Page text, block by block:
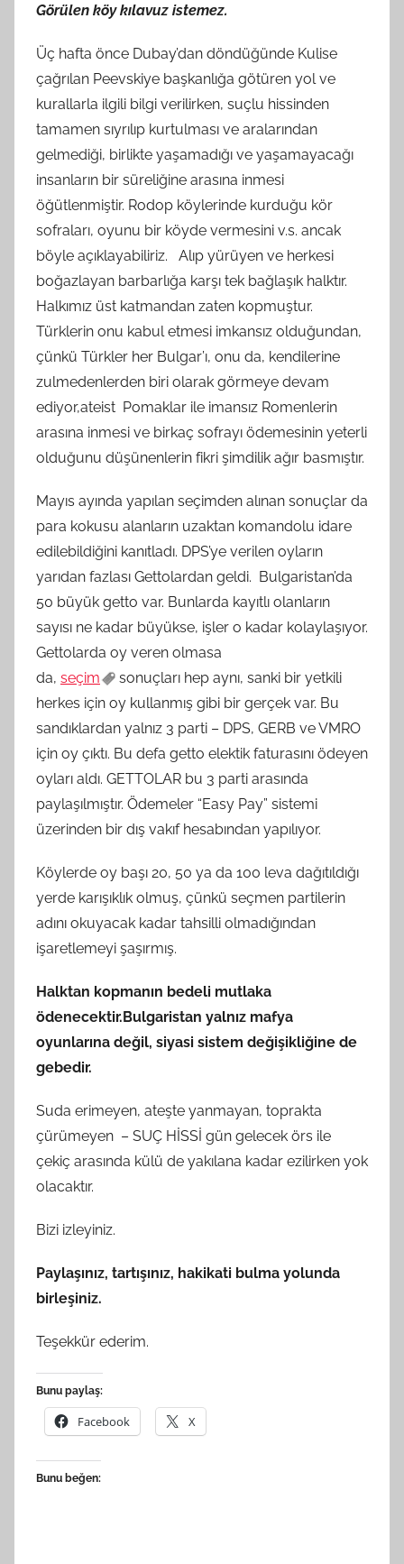
Görülen köy kılavuz istemez.
Üç hafta önce Dubay’dan döndüğünde Kulise
çağrılan Peevskiye başkanlığa götüren yol ve
kurallarla ilgili bilgi verilirken, suçlu hissinden
tamamen sıyrılıp kurtulması ve aralarından
gelmediği, birlikte yaşamadığı ve yaşamayacağı
insanların bir süreliğine arasına inmesi
öğütlenmiştir. Rodop köylerinde kurduğu kör
sofraları, oyunu bir köyde vermesini v.s. ancak
böyle açıklayabiliriz. Alıp yürüyen ve herkesi
boğazlayan barbarlığa karşı tek bağlaşık halktır.
Halkımız üst katmandan zaten kopmuştur.
Türklerin onu kabul etmesi imkansız olduğundan,
çünkü Türkler her Bulgar’ı, onu da, kendilerine
zulmedenlerden biri olarak görmeye devam
ediyor,ateist Pomaklar ile imansız Romenlerin
arasına inmesi ve birkaç sofrayı ödemesinin yeterli
olduğunu düşünenlerin fikri şimdilik ağır basmıştır.
Mayıs ayında yapılan seçimden alınan sonuçlar da
para kokusu alanların uzaktan komandolu idare
edilebildiğini kanıtladı. DPS’ye verilen oyların
yarıdan fazlası Gettolardan geldi. Bulgaristan’da
50 büyük getto var. Bunlarda kayıtlı olanların
sayısı ne kadar büyükse, işler o kadar kolaylaşıyor.
Gettolarda oy veren olmasa
da, seçim
sonuçları hep aynı, sanki bir yetkili
herkes için oy kullanmış gibi bir gerçek var. Bu
sandıklardan yalnız 3 parti – DPS, GERB ve VMRO
için oy çıktı. Bu defa getto elektik faturasını ödeyen
oyları aldı. GETTOLAR bu 3 parti arasında
paylaşılmıştır. Ödemeler “Easy Pay” sistemi
üzerinden bir dış vakıf hesabından yapılıyor.
Köylerde oy başı 20, 50 ya da 100 leva dağıtıldığı
yerde karışıklık olmuş, çünkü seçmen partilerin
adını okuyacak kadar tahsilli olmadığından
işaretlemeyi şaşırmış.
Halktan kopmanın bedeli mutlaka
ödenecektir.Bulgaristan yalnız mafya
oyunlarına değil, siyasi sistem değişikliğine de
gebedir.
Suda erimeyen, ateşte yanmayan, toprakta
çürümeyen – SUÇ HİSSİ gün gelecek örs ile
çekiç arasında külü de yakılana kadar ezilirken yok
olacaktır.
Bizi izleyiniz.
Paylaşınız, tartışınız, hakikati bulma yolunda
birleşiniz.
Teşekkür ederim.
Bunu paylaş:
Facebook X
Bunu beğen: